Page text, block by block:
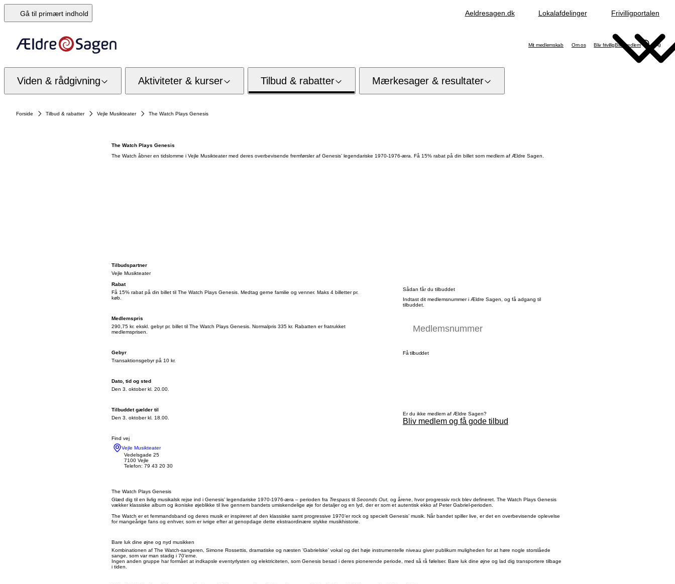
Gå til primært indhold Aeldresagen.dk Lokalafdelinger Frivilligportalen
Mit medlemskab Om os Bliv frivilligBliv medlem Søg
Viden & rådgivning Aktiviteter & kurser Tilbud & rabatter Mærkesager & resultater
Forside Tilbud & rabatter Vejle Musikteater The Watch Plays Genesis
The Watch Plays Genesis
The Watch åbner en tidslomme i Vejle Musikteater med deres overbevisende fremførsler af Genesis’ legendariske 1970-1976-æra. Få 15% rabat på din billet som medlem af Ældre Sagen.
Tilbudspartner
Vejle Musikteater
Rabat
Få 15% rabat på din billet til The Watch Plays Genesis. Medtag gerne familie og venner. Maks 4 billetter pr.
køb.
Medlemspris
290,75 kr. ekskl. gebyr pr. billet til The Watch Plays Genesis. Normalpris 335 kr. Rabatten er fratrukket
medlemsprisen.
Gebyr
Transaktionsgebyr på 10 kr.
Dato, tid og sted
Den 3. oktober kl. 20.00.
Tilbuddet gælder til
Den 3. oktober kl. 18.00.
Find vej
Vejle Musikteater
Vedelsgade 25
7100 Vejle
Telefon: 79 43 20 30
The Watch Plays Genesis
Glæd dig til en livlig musikalsk rejse ind i Genesis’ legendariske 1970-1976-æra – perioden fra Trespass til Seconds Out, og årene, hvor progressiv rock blev defineret. The Watch Plays Genesis
vækker klassiske album og ikoniske øjeblikke til live gennem bandets umiskendelige øje for detaljer og en lyd, der er som et autentisk ekko af Peter Gabriel-perioden.
The Watch er et femmandsband og deres musik er inspireret af den klassiske samt progressive 1970’er rock og specielt Genesis’ musik. Når bandet spiller live, er det en overbevisende oplevelse
for mangeårige fans og enhver, som er ivrige efter at genopdage dette ekstraordinære stykke musikhistorie.
Bare luk dine øjne og nyd musikken
Kombinationen af The Watch-sangeren, Simone Rossettis, dramatiske og næsten ’Gabrielske’ vokal og det høje instrumentelle niveau giver publikum muligheden for at høre nogle storslåede
sange, som var man stadig i 70’erne.
Ingen anden gruppe har formået at indkapsle eventyrlysten og elektriciteten, som Genesis besad i deres pionerende periode, med så rå følelser. Bare luk dine øjne og lad dig transportere tilbage
i tiden.
Sådan får du tilbuddet
Indtast dit medlemsnummer i Ældre Sagen, og få adgang til
tilbuddet.
Få tilbuddet
Er du ikke medlem af Ældre Sagen?
Bliv medlem og få gode tilbud